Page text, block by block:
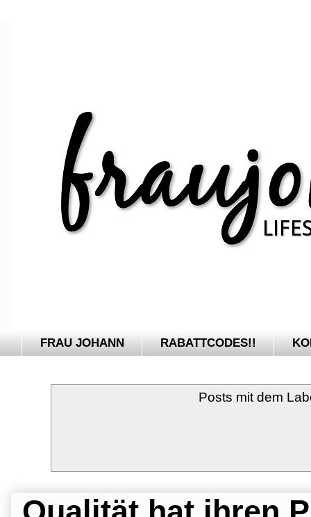
FRAU JOHANN RABATTCODES!!
Posts mit dem